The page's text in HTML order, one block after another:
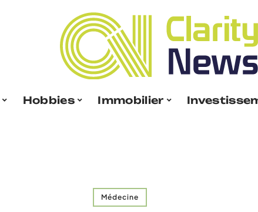
Hobbies Immobilier
Médecine